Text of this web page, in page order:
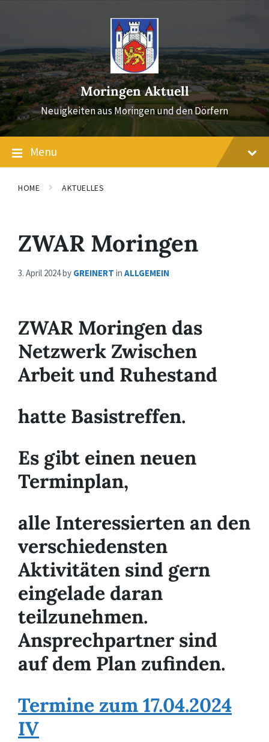
Moringen Aktuell
Neuigkeiten aus Moringen und den Dörfern
Menu
HOME AKTUELLES
ZWAR Moringen
3. April 2024by GREINERT in ALLGEMEIN
ZWAR Moringen das
Netzwerk Zwischen
Arbeit und Ruhestand
hatte Basistreffen.
Es gibt einen neuen
Terminplan,
alle Interessierten an den
verschiedensten
Aktivitäten sind gern
eingelade daran
teilzunehmen.
Ansprechpartner sind
auf dem Plan zufinden.
Termine zum 17.04.2024
IV